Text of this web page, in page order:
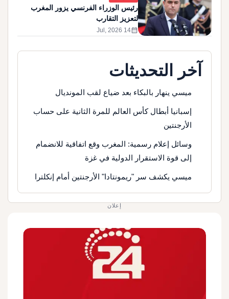
رئيس الوزراء الفرنسي يزور المغرب
لتعزيز التقارب
calendar_month
14 Jul, 2026
آخر التحديثات
ميسي ينهار بالبكاء بعد ضياع لقب المونديال
إسبانيا أبطال كأس العالم للمرة الثانية على حساب
الأرجنتين
وسائل إعلام رسمية: المغرب وقع اتفاقية للانضمام
إلى قوة الاستقرار الدولية في غزة
ميسي يكشف سر "ريمونتادا" الأرجنتين أمام إنكلترا
إعلان